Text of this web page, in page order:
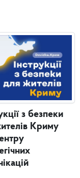
з безпеки
Криму